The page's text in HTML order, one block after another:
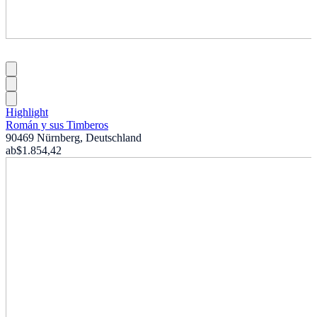
Highlight
Román y sus Timberos
90469 Nürnberg, Deutschland
ab$1.854,42